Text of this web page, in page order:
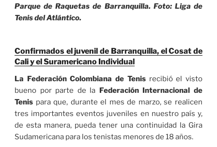
Parque de Raquetas de Barranquilla. Foto: Liga de
Tenis del Atlántico.
Confirmados el juvenil de Barranquilla, el Cosat de
Cali y el Suramericano Individual
La Federación Colombiana de Tenisrecibió el visto
bueno por parte de la Federación Internacional de
Tenis para que, durante el mes de marzo, se realicen
tres importantes eventos juveniles en nuestro país y,
de esta manera, pueda tener una continuidad la Gira
Sudamericana para los tenistas menores de 18 años.